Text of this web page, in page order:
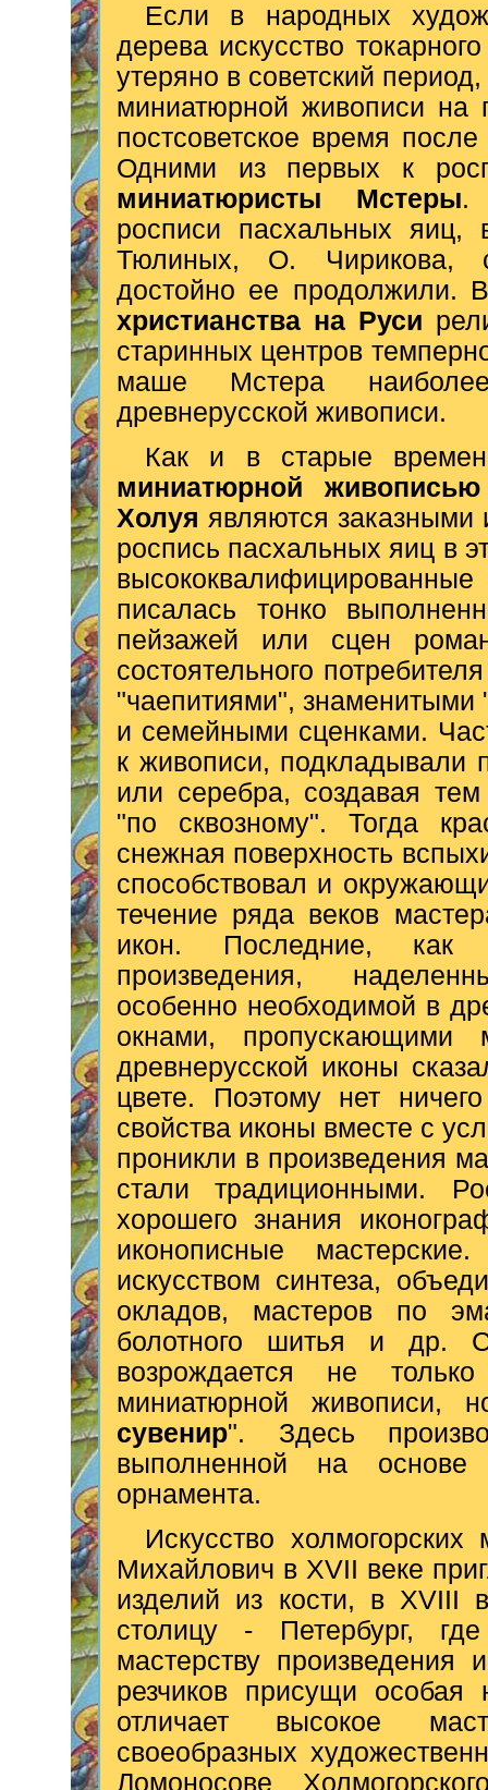
Если в народных
дерева искусство
утеряно в советский
миниатюрной живописи на
постсоветское время
Одними из первых к
миниатюристы Мстеры.
росписи пасхальных яиц,
Тюлиных, О. Чирикова,
достойно ее продолжили.
христианства на Руси
старинных центров
маше Мстера
древнерусской живописи.
Как и в старые
миниатюрной
Холуя являются заказными
роспись пасхальных яиц в
писалась тонко
пейзажей или сцен
состоятельного
"чаепитиями", знаменитыми
и семейными сценками.
к живописи, подкладывали
или серебра, создавая
"по сквозному". Тогда
снежная поверхность
способствовал и
течение ряда веков
икон. Последние, как
произведения,
особенно необходимой в
окнами, пропускающими
древнерусской иконы
цвете. Поэтому нет
свойства иконы вместе с
проникли в произведения
стали традиционными.
хорошего знания
иконописные
искусством синтеза,
окладов, мастеров по
болотного шитья и др.
возрождается не
миниатюрной живописи,
сувенир". Здесь
выполненной на основе
орнамента.
Искусство
Михайлович в XVII веке
изделий из кости, в XVIII
столицу - Петербург,
мастерству произведения
резчиков присущи особая
отличает высокое
своеобразных
Ломоносове